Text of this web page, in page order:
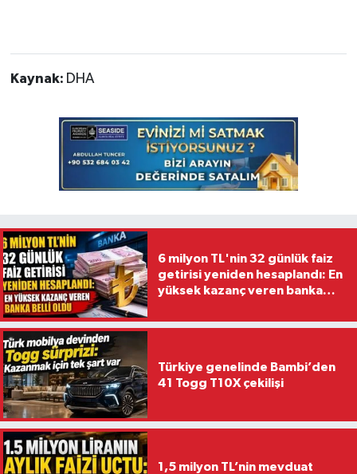
Kaynak: DHA
6 milyon TL'nin 32 günlük faiz
getirisi yeniden hesaplandı: En
yüksek kazanç veren banka
Türkiye genelinde Bambi’den
41 Togg T10X çekilişi
1,5 milyon TL’nin mevduat